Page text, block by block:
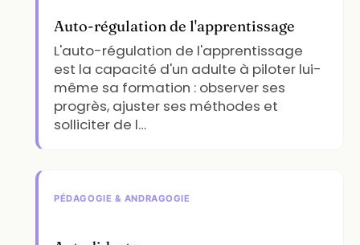
Auto-régulation de l'apprentissage
L'auto-régulation de l'apprentissage
est la capacité d'un adulte à piloter lui-
même sa formation : observer ses
progrès, ajuster ses méthodes et
solliciter de l…
PÉDAGOGIE & ANDRAGOGIE